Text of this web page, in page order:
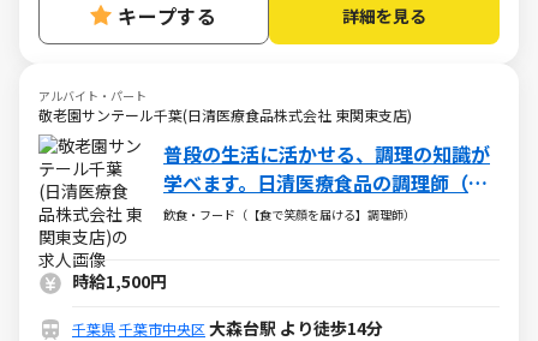
キープする 詳細を見る
アルバイト・パート
敬老園サンテール千葉(日清医療食品株式会社 東関東支店)
普段の生活に活かせる、調理の知識が
学べます。日清医療食品の調理師（パ
ート・アルバイト求人）
飲食・フード（【食で笑顔を届ける】調理師）
時給1,500円
千葉県千葉市中央区 大森台駅 より徒歩14分